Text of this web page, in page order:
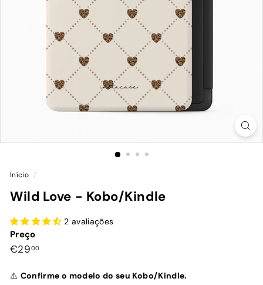
Início /
Wild Love - Kobo/Kindle
2 avaliações
Preço
Preço
€2900€29,00
⚠️ Confirme o modelo do seu Kobo/Kindle.